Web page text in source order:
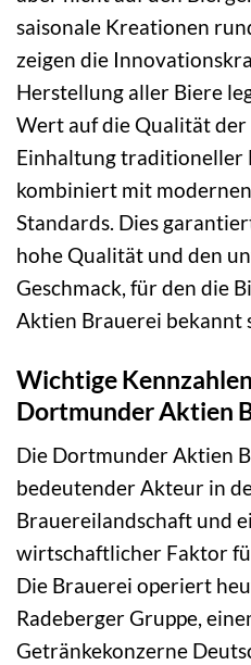
saisonale Kreationen
zeigen die
Herstellung aller Biere
Wert auf die Qualität
Einhaltung traditioneller
kombiniert mit
Standards. Dies
hohe Qualität und den
Geschmack, für den die
Aktien Brauerei bekannt
Wichtige
Dortmunder Aktien
Die Dortmunder Aktien
bedeutender Akteur in
Brauereilandschaft und
wirtschaftlicher Faktor
Die Brauerei operiert
Radeberger Gruppe,
Getränkekonzerne